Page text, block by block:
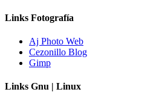
Links Fotografía
Aj Photo Web
Cezonillo Blog
Gimp
Links Gnu | Linux